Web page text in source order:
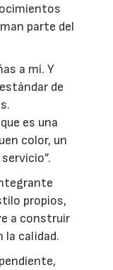
parte del
a mí. Y
de
es una
color, un
propios,
a construir
la calidad.